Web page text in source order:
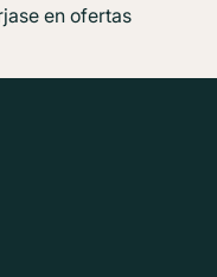
en ofertas